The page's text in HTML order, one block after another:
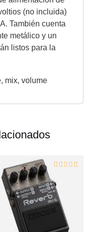
(no incluida)
También cuenta
metálico y un
listos para la
mix, volume